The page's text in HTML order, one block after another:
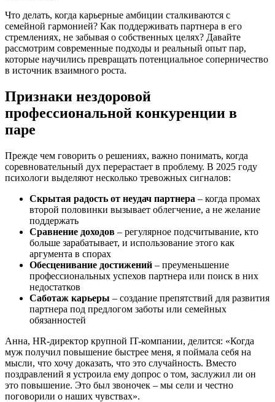
Что делать, когда карьерные амбиции сталкиваются с
семейной гармонией? Как поддерживать партнера в его
стремлениях, не забывая о собственных целях? Давайте
рассмотрим современные подходы и реальный опыт пар,
которые научились превращать потенциальное соперничество
в источник взаимного роста.
Признаки нездоровой
профессиональной конкуренции в
паре
Прежде чем говорить о решениях, важно понимать, когда
соревновательный дух перерастает в проблему. В 2025 году
психологи выделяют несколько тревожных сигналов:
Скрытая радость от неудач партнера – когда промах
второй половинки вызывает облегчение, а не желание
поддержать
Сравнение доходов – регулярное подсчитывание, кто
больше зарабатывает, и использование этого как
аргумента в спорах
Обесценивание достижений – преуменьшение
профессиональных успехов партнера или поиск в них
недостатков
Саботаж карьеры – создание препятствий для развития
партнера под предлогом заботы или семейных
обязанностей
Анна, HR-директор крупной IT-компании, делится: «Когда
муж получил повышение быстрее меня, я поймала себя на
мысли, что хочу доказать, что это случайность. Вместо
поздравлений я устроила ему допрос о том, заслужил ли он
это повышение. Это был звоночек – мы сели и честно
поговорили о наших чувствах».